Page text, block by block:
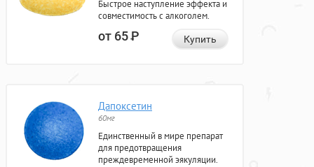
Быстрое наступление эффекта и
совместимость с алкоголем.
от 65Р Купить
Дапоксетин
60мг
Единственный в мире препарат
для предотвращения
преждевременной эякуляции.